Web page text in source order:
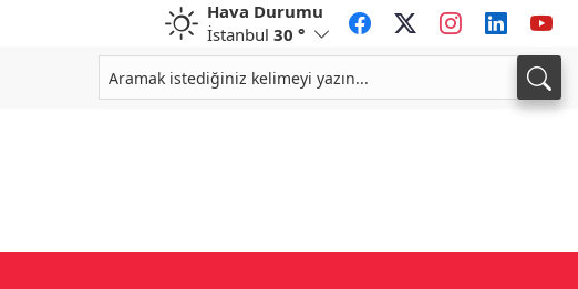
Hava Durumu
İstanbul 30 °
CHF
59,0696 %0,87
34,2259